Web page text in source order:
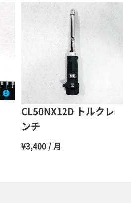
45％（割引率55％）
CL50NX12D トルクレ
ンチ
¥3,400 / 月